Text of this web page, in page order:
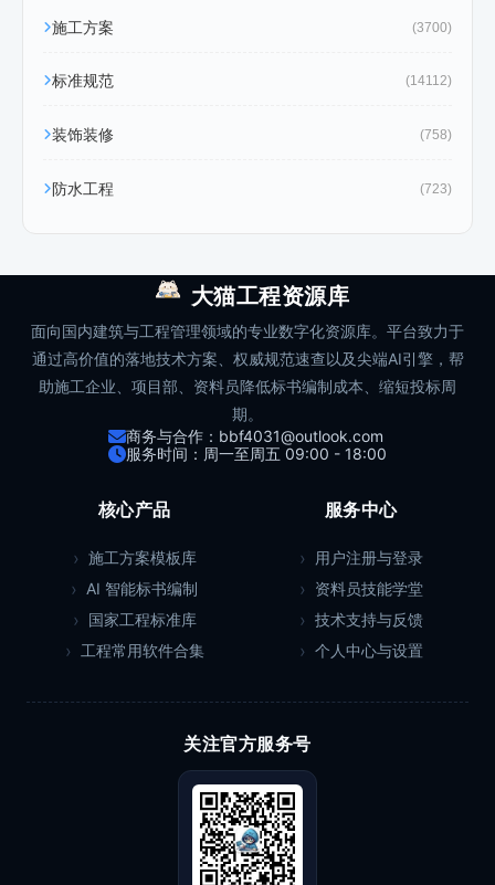
施工方案 (3700)
标准规范 (14112)
装饰装修 (758)
防水工程 (723)
大猫工程资源库
面向国内建筑与工程管理领域的专业数字化资源库。平台致力于
通过高价值的落地技术方案、权威规范速查以及尖端AI引擎，帮
助施工企业、项目部、资料员降低标书编制成本、缩短投标周
期。
商务与合作：bbf4031@outlook.com
服务时间：周一至周五 09:00 - 18:00
核心产品
施工方案模板库
AI 智能标书编制
国家工程标准库
工程常用软件合集
服务中心
用户注册与登录
资料员技能学堂
技术支持与反馈
个人中心与设置
关注官方服务号